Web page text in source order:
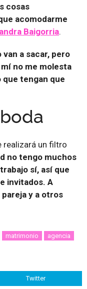
cosas
acomodarme
Baigorria.
van a sacar, pero
no me molesta
que tengan que
realizará un filtro
no tengo muchos
sí, así que
invitados. A
y a otros
matrimonio agencia
Twitter